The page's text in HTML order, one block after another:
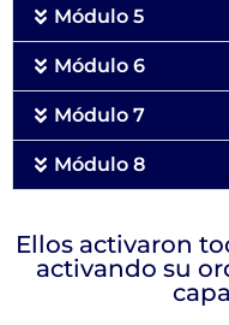
Módulo 5
Módulo 6
Módulo 7
Módulo 8
Ellos activaron
activando su